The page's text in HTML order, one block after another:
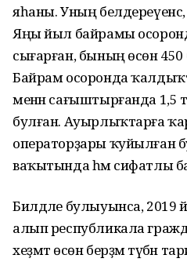
яһаны. Уның
Яңы йыл байрамы
сығарған, бының өсөн 450
Байрам осоронда
менән сағыштырғанда 1,5
булған. Ауырлыҡтарға
операторҙары ҡуйылған
ваҡытында һәм сифатлы
Билдәле булыуынса,
алып республикала
хеҙмәт өсөн берҙәм түбән